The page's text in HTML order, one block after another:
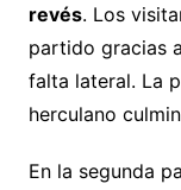
revés. Los
partido gracias
falta lateral. La
herculano
En la segunda